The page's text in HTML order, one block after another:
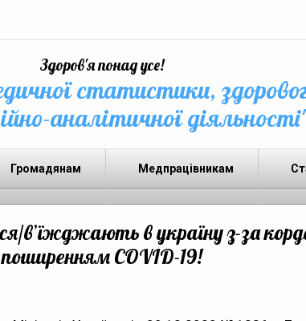
Здоров'я понад усе!
статистики,
аналітичної
Громадянам Медпрацівникам
в’їжджають в україну з-за
поширенням COVID-19!